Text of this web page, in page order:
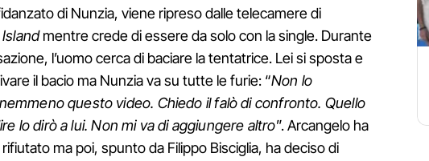
di Nunzia, viene ripreso dalle telecamere di
mentre crede di essere da solo con la single. Durante
l’uomo cerca di baciare la tentatrice. Lei si sposta e
il bacio ma Nunzia va su tutte le furie: “Non lo
questo video. Chiedo il falò di confronto. Quello
lo dirò a lui. Non mi va di aggiungere altro”. Arcangelo ha
ma poi, spunto da Filippo Bisciglia, ha deciso di